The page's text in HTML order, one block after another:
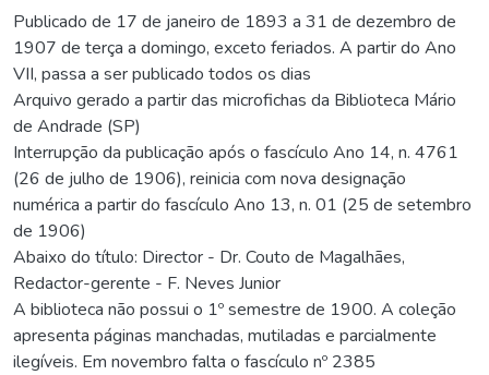
Publicado de 17 de janeiro de 1893 a 31 de dezembro de
1907 de terça a domingo, exceto feriados. A partir do Ano
VII, passa a ser publicado todos os dias
Arquivo gerado a partir das microfichas da Biblioteca Mário
de Andrade (SP)
Interrupção da publicação após o fascículo Ano 14, n. 4761
(26 de julho de 1906), reinicia com nova designação
numérica a partir do fascículo Ano 13, n. 01 (25 de setembro
de 1906)
Abaixo do título: Director - Dr. Couto de Magalhães,
Redactor-gerente - F. Neves Junior
A biblioteca não possui o 1º semestre de 1900. A coleção
apresenta páginas manchadas, mutiladas e parcialmente
ilegíveis. Em novembro falta o fascículo nº 2385